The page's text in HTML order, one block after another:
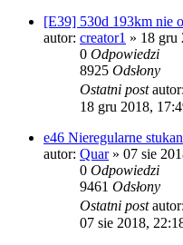
[E39] 530d 193km nie
autor: creator1 » 18 gru
0 Odpowiedzi
8925 Odsłony
Ostatni postautor:
18 gru 2018,
e46 Nieregularne
autor: Quar» 07 sie
0 Odpowiedzi
9461 Odsłony
Ostatni postautor:
07 sie 2018,